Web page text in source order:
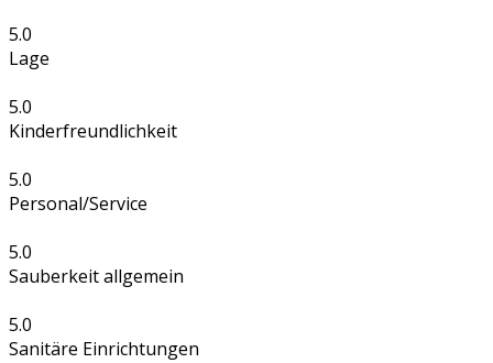
5.0
Lage
5.0
Kinderfreundlichkeit
5.0
Personal/Service
5.0
Sauberkeit allgemein
5.0
Sanitäre Einrichtungen